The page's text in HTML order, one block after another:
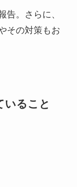
告。さらに、
その対策もお
いること